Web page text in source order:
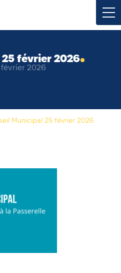
février 2026
février 2026
Municipal 25 février 2026
mairie
Économie